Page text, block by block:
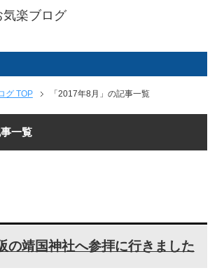
気楽ブログ
グ TOP 「2017年8月」の記事一覧
事一覧
の靖国神社へ参拝に行きました